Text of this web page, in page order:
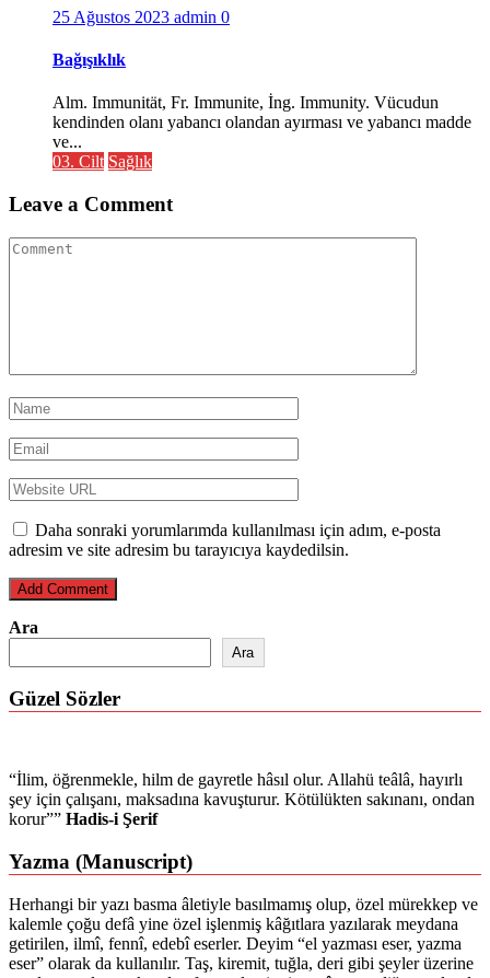
25 Ağustos 2023 admin 0
Bağışıklık
Alm. Immunität, Fr. Immunite, İng. Immunity. Vücudun
kendinden olanı yabancı olandan ayırması ve yabancı madde
ve...
03. Cilt Sağlık
Leave a Comment
Daha sonraki yorumlarımda kullanılması için adım, e-posta
adresim ve site adresim bu tarayıcıya kaydedilsin.
Ara
Ara
Güzel Sözler
“İlim, öğrenmekle, hilm de gayretle hâsıl olur. Allahü teâlâ, hayırlı
şey için çalışanı, maksadına kavuşturur. Kötülükten sakınanı, ondan
korur”” Hadis-i Şerif
Yazma (Manuscript)
Herhangi bir yazı basma âletiyle basılmamış olup, özel mürekkep ve
kalemle çoğu defâ yine özel işlenmiş kâğıtlara yazılarak meydana
getirilen, ilmî, fennî, edebî eserler. Deyim “el yazması eser, yazma
eser” olarak da kullanılır. Taş, kiremit, tuğla, deri gibi şeyler üzerine